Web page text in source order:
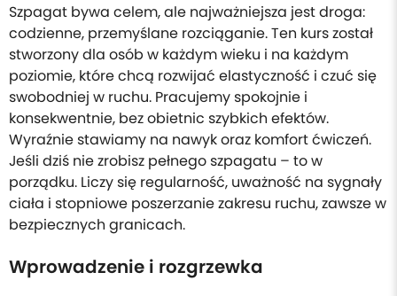
Szpagat bywa celem, ale najważniejsza jest droga:
codzienne, przemyślane rozciąganie. Ten kurs został
stworzony dla osób w każdym wieku i na każdym
poziomie, które chcą rozwijać elastyczność i czuć się
swobodniej w ruchu. Pracujemy spokojnie i
konsekwentnie, bez obietnic szybkich efektów.
Wyraźnie stawiamy na nawyk oraz komfort ćwiczeń.
Jeśli dziś nie zrobisz pełnego szpagatu – to w
porządku. Liczy się regularność, uważność na sygnały
ciała i stopniowe poszerzanie zakresu ruchu, zawsze w
bezpiecznych granicach.
Wprowadzenie i rozgrzewka